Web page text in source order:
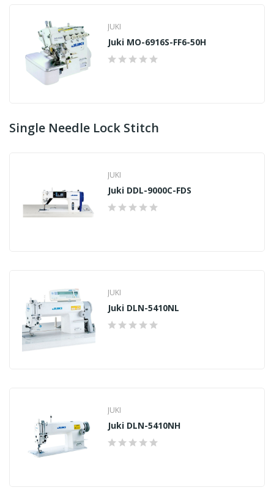
JUKI
Juki MO-6916S-FF6-50H
Single Needle Lock Stitch
JUKI
Juki DDL-9000C-FDS
JUKI
Juki DLN-5410NL
JUKI
Juki DLN-5410NH